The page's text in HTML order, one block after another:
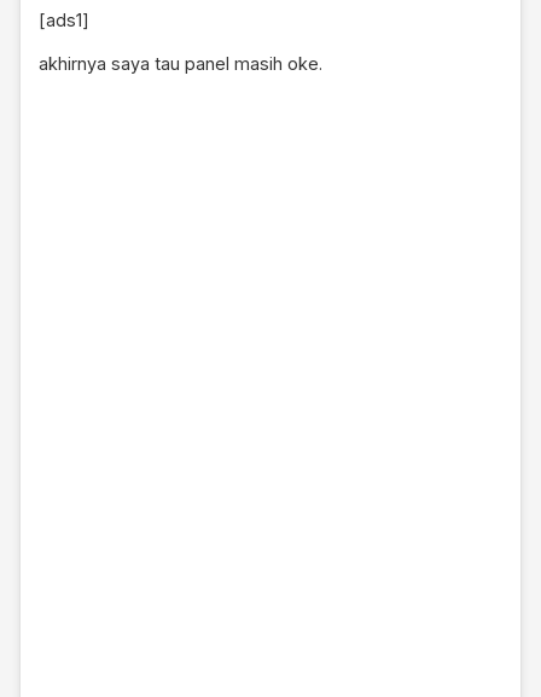
[ads1]
akhirnya saya tau panel masih oke.